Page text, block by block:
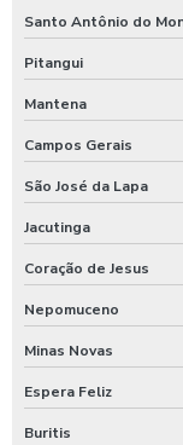
Shampoozeira onde
Shampoozeira
Shampoozeira
Shampoozeira sao
Shampoozeira em sp
Shampoozeira valor
Shampoozeira a venda
Sistema de lavagem
Sistema de lavagem
Santo Antônio do
Pitangui
Mantena
Campos Gerais
São José da Lapa
Jacutinga
Coração de Jesus
Nepomuceno
Minas Novas
Espera Feliz
Buritis